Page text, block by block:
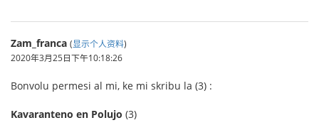
Zam_franca (显示个人资料)
2020年3月25日下午10:18:26
Bonvolu permesi al mi, ke mi skribu la (3) :
Kavaranteno en Polujo (3)